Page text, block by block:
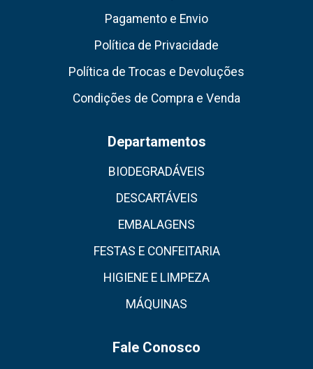
Pagamento e Envio
Política de Privacidade
Política de Trocas e Devoluções
Condições de Compra e Venda
Departamentos
BIODEGRADÁVEIS
DESCARTÁVEIS
EMBALAGENS
FESTAS E CONFEITARIA
HIGIENE E LIMPEZA
MÁQUINAS
Fale Conosco